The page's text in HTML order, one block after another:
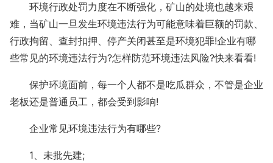
环境行政处罚力度在不断强化，矿山的处境也越来艰
难，当矿山一旦发生环境违法行为可能意味着巨额的罚款、
行政拘留、查封扣押、停产关闭甚至是环境犯罪!企业有哪
些常见的环境违法行为?怎样防范环境违法风险?快来看看!
保护环境面前，每一个人都不是吃瓜群众，不管是企业
老板还是普通员工，都会受到影响!
企业常见环境违法行为有哪些?
1、未批先建;